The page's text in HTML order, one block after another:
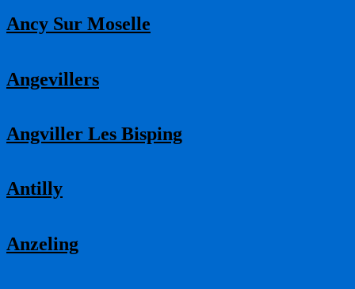
Ancy Sur Moselle
Angevillers
Angviller Les Bisping
Antilly
Anzeling